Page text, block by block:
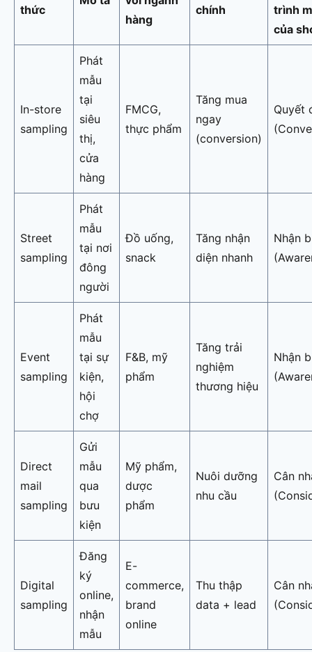
thức
hàng
chính
trình
của
In-store
sampling
Phát
mẫu
tại
siêu
thị,
cửa
hàng
FMCG,
thực phẩm
Tăng mua
ngay
(conversion)
Quyết
Street
sampling
Phát
mẫu
tại nơi
đông
người
Đồ uống,
snack
Tăng nhận
diện nhanh
Nhận
Event
sampling
Phát
mẫu
tại sự
kiện,
hội
chợ
F&B, mỹ
phẩm
Tăng trải
nghiệm
thương hiệu
Nhận
Direct
mail
sampling
Gửi
mẫu
qua
bưu
kiện
Mỹ phẩm,
dược
phẩm
Nuôi dưỡng
nhu cầu
Cân
Digital
sampling
Đăng
ký
online,
nhận
mẫu
E-
commerce,
brand
online
Thu thập
data + lead
Cân